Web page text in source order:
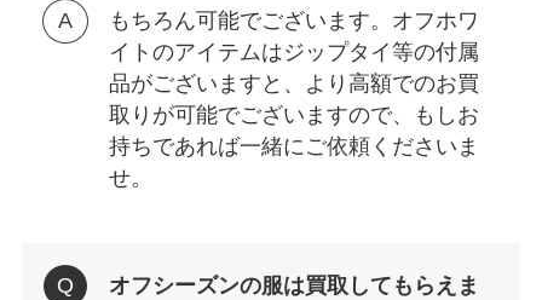
もちろん可能でございます。オフホワ
イトのアイテムはジップタイ等の付属
品がございますと、より高額でのお買
取りが可能でございますので、もしお
持ちであれば一緒にご依頼くださいま
せ。
オフシーズンの服は買取してもらえま